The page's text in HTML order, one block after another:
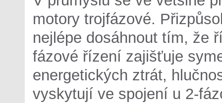
motory trojfázové.
nejlépe dosáhnout tím, že
fázové řízení zajišťuje
energetických ztrát,
vyskytují ve spojení u 2-